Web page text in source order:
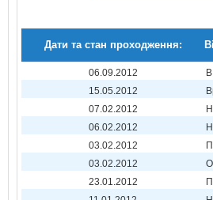
Дати та стан проходження:
06.09.2012
15.05.2012
07.02.2012
06.02.2012
03.02.2012
03.02.2012
23.01.2012